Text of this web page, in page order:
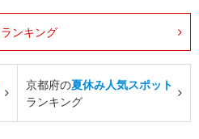
ランキング
京都府の夏休み人気スポット
ランキング